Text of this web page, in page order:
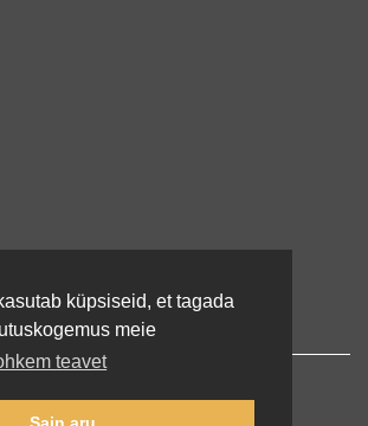
küpsiseid, et tagada
meie
teavet